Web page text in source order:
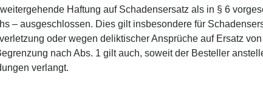
Haftung auf Schadensersatz als in § 6
– ausgeschlossen. Dies gilt insbesondere für
oder wegen deliktischer Ansprüche auf Ersatz
nach Abs. 1 gilt auch, soweit der Besteller
verlangt.